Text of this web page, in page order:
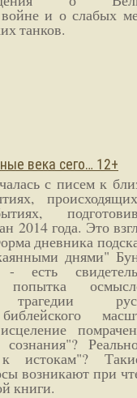
и о слабых
танков.
века сего… 12+
с писем к
2014 года. Это
дневника
днями"
трагедии
сознания"?
к истокам"?
возникают при
книги.